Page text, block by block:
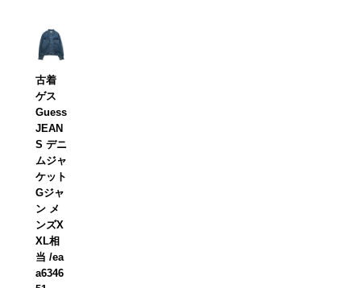
古着
ゲス
Guess
JEAN
S デニ
ムジャ
ケット
Gジャ
ン メ
ンズX
XL相
当 /ea
a6346